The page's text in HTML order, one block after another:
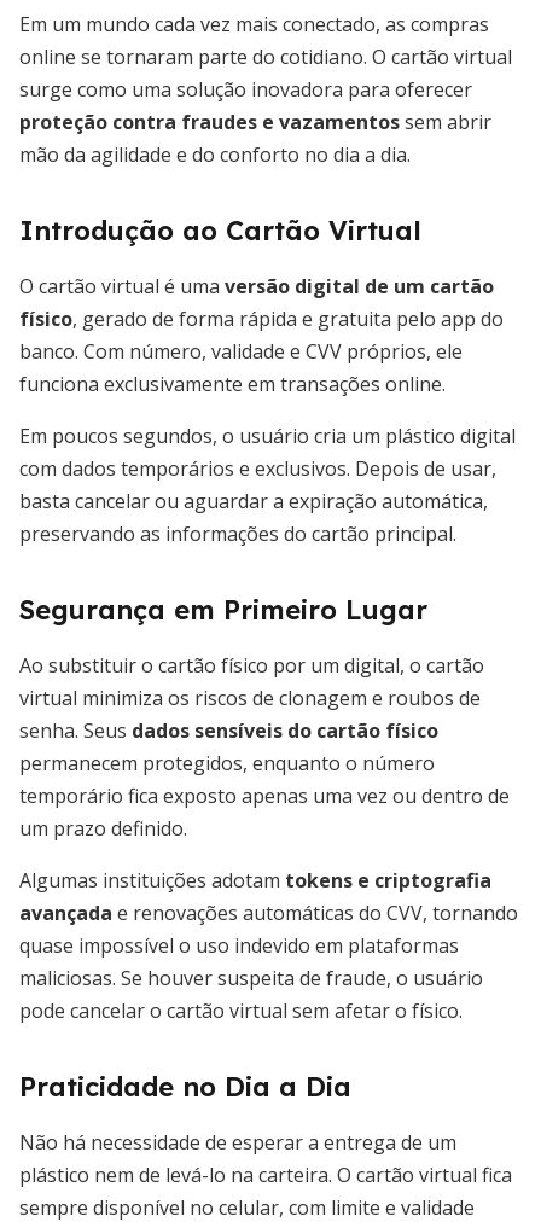
Em um mundo cada vez mais conectado, as compras
online se tornaram parte do cotidiano. O cartão virtual
surge como uma solução inovadora para oferecer
proteção contra fraudes e vazamentossem abrir
mão da agilidade e do conforto no dia a dia.
Introdução ao Cartão Virtual
O cartão virtual é uma versão digital de um cartão
físico, gerado de forma rápida e gratuita pelo app do
banco. Com número, validade e CVV próprios, ele
funciona exclusivamente em transações online.
Em poucos segundos, o usuário cria um plástico digital
com dados temporários e exclusivos. Depois de usar,
basta cancelar ou aguardar a expiração automática,
preservando as informações do cartão principal.
Segurança em Primeiro Lugar
Ao substituir o cartão físico por um digital, o cartão
virtual minimiza os riscos de clonagem e roubos de
senha. Seus dados sensíveis do cartão físico
permanecem protegidos, enquanto o número
temporário fica exposto apenas uma vez ou dentro de
um prazo definido.
Algumas instituições adotam tokens e criptografia
avançada e renovações automáticas do CVV, tornando
quase impossível o uso indevido em plataformas
maliciosas. Se houver suspeita de fraude, o usuário
pode cancelar o cartão virtual sem afetar o físico.
Praticidade no Dia a Dia
Não há necessidade de esperar a entrega de um
plástico nem de levá-lo na carteira. O cartão virtual fica
sempre disponível no celular, com limite e validade